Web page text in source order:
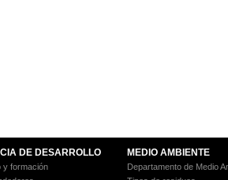
DE DESARROLLO
y formación
MEDIO AMBIENTE
Departamento de Medio